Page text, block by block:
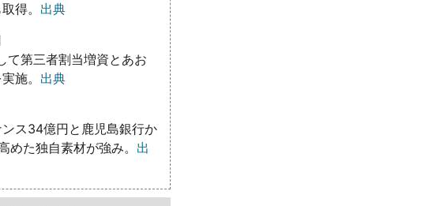
得。 出典
第三者割当増資とあお
施。 出典
ス34億円と鹿児島銀行か
た独自素材が強み。 出